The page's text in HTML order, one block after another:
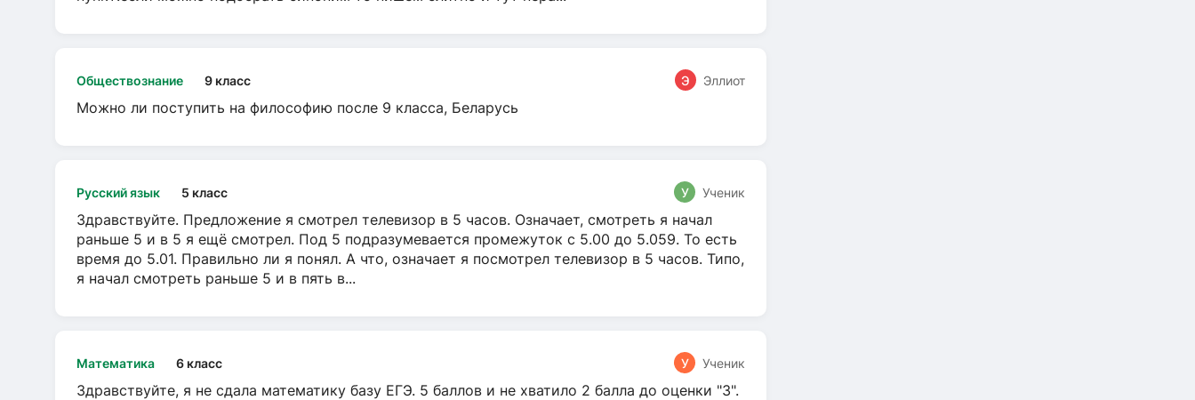
Обществознание 9 класс Э Эллиот
Можно ли поступить на философию после 9 класса, Беларусь
Русский язык 5 класс У Ученик
Здравствуйте. Предложение я смотрел телевизор в 5 часов. Означает, смотреть я начал
раньше 5 и в 5 я ещё смотрел. Под 5 подразумевается промежуток с 5.00 до 5.059. То есть
время до 5.01. Правильно ли я понял. А что, означает я посмотрел телевизор в 5 часов. Типо,
я начал смотреть раньше 5 и в пять в...
Математика 6 класс У Ученик
Здравствуйте, я не сдала математику базу ЕГЭ. 5 баллов и не хватило 2 балла до оценки "3".